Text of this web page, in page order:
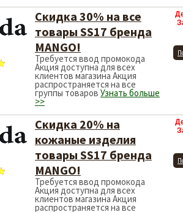
Скидка 30% на все
товары SS17 бренда
MANGO!
Требуется ввод промокода
Акция доступна для всех
клиентов магазина Акция
распространяется на все
группы товаров Узнать больше
>>
Скидка 20% на
кожаные изделия
товары SS17 бренда
MANGO!
Требуется ввод промокода
Акция доступна для всех
клиентов магазина Акция
распространяется на все